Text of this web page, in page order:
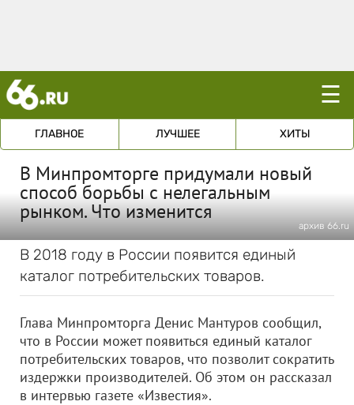
☰
ГЛАВНОЕ ЛУЧШЕЕ ХИТЫ
В Минпромторге придумали новый
способ борьбы с нелегальным
рынком. Что изменится
архив 66.ru
В 2018 году в России появится единый
каталог потребительских товаров.
Глава Минпромторга Денис Мантуров сообщил,
что в России может появиться единый каталог
потребительских товаров, что позволит сократить
издержки производителей. Об этом он рассказал
в интервью газете «Известия».